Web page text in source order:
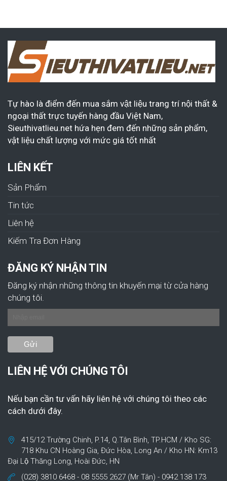
Tự hào là điểm đến mua sắm vật liệu trang trí nội thất &
ngoại thất trực tuyến hàng đầu Việt Nam,
Sieuthivatlieu.net hứa hẹn đem đến những sản phẩm,
vật liệu chất lượng với mức giá tốt nhất
LIÊN KẾT
Sản Phẩm
Tin tức
Liên hệ
Kiếm Tra Đơn Hàng
ĐĂNG KÝ NHẬN TIN
Đăng ký nhận những thông tin khuyến mại từ cửa hàng
chúng tôi.
LIÊN HỆ VỚI CHÚNG TÔI
Nếu bạn cần tư vấn hãy liên hệ với chúng tôi theo các
cách dưới đây.
415/12 Trường Chinh, P.14, Q.Tân Bình, TP.HCM / Kho SG:
718 Khu CN Hoàng Gia, Đức Hòa, Long An / Kho HN: Km13
Đại Lộ Thăng Long, Hoài Đức, HN
(028) 3810 6468 - 08 5555 2627 (Mr Tân) - 0942 138 173